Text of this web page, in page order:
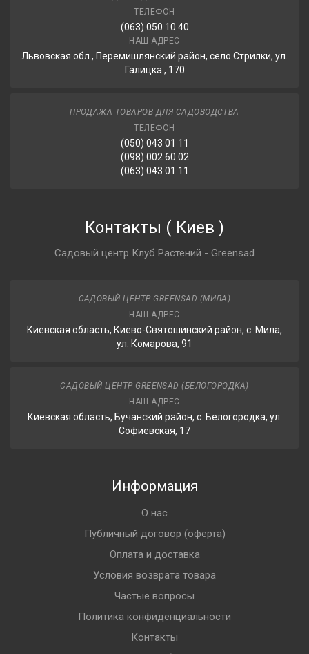
ТЕЛЕФОН
(063) 050 10 40
НАШ АДРЕС
Львовская обл., Перемишлянский район, село Стрилки, ул.
Галицка , 170
ПРОДАЖА ТОВАРОВ ДЛЯ САДОВОДСТВА
ТЕЛЕФОН
(050) 043 01 11
(098) 002 60 02
(063) 043 01 11
Контакты ( Киев )
Садовый центр Клуб Растений - Greensad
САДОВЫЙ ЦЕНТР GREENSAD (МИЛА)
НАШ АДРЕС
Киевская область, Киево-Святошинский район, с. Мила,
ул. Комарова, 91
САДОВЫЙ ЦЕНТР GREENSAD (БЕЛОГОРОДКА)
НАШ АДРЕС
Киевская область, Бучанский район, с. Белогородка, ул.
Софиевская, 17
Информация
О нас
Публичный договор (оферта)
Оплата и доставка
Условия возврата товара
Частые вопросы
Политика конфиденциальности
Контакты